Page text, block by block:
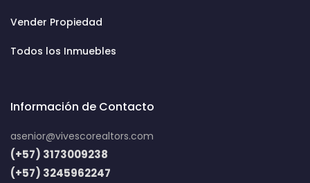
Vender Propiedad
Todos los Inmuebles
Información de Contacto
asenior@vivescorealtors.com
(+57) 3173009238
(+57) 3245962247